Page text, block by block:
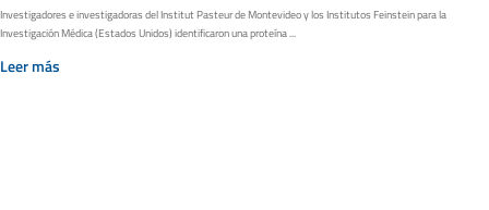
Investigadores e investigadoras del Institut Pasteur de Montevideo y los Institutos Feinstein para la
Investigación Médica (Estados Unidos) identificaron una proteína ...
Leer más